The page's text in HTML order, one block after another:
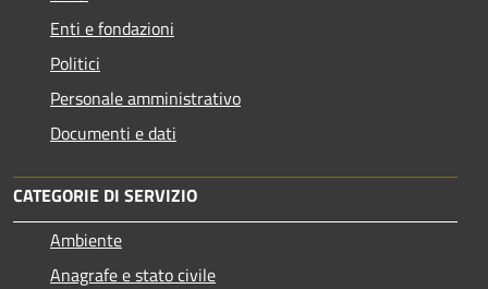
Enti e fondazioni
Politici
Personale amministrativo
Documenti e dati
CATEGORIE DI SERVIZIO
Ambiente
Anagrafe e stato civile